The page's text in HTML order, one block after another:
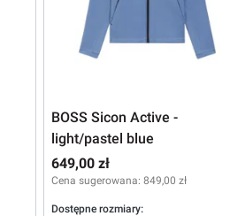
BOSS Sicon Active -
light/pastel blue
649,00 zł
Cena sugerowana: 849,00 zł
Dostępne rozmiary: